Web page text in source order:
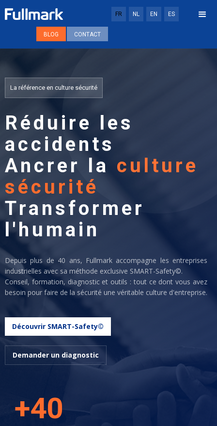
FR NL EN ES
BLOG CONTACT
La référence en culture sécurité
Réduire les
accidents
Ancrer la culture
sécurité
Transformer
l'humain
Depuis plus de 40 ans, Fullmark accompagne les entreprises
industrielles avec sa méthode exclusive SMART-Safety©.
Conseil, formation, diagnostic et outils : tout ce dont vous avez
besoin pour faire de la sécurité une véritable culture d'entreprise.
Découvrir SMART-Safety©
Demander un diagnostic
+40